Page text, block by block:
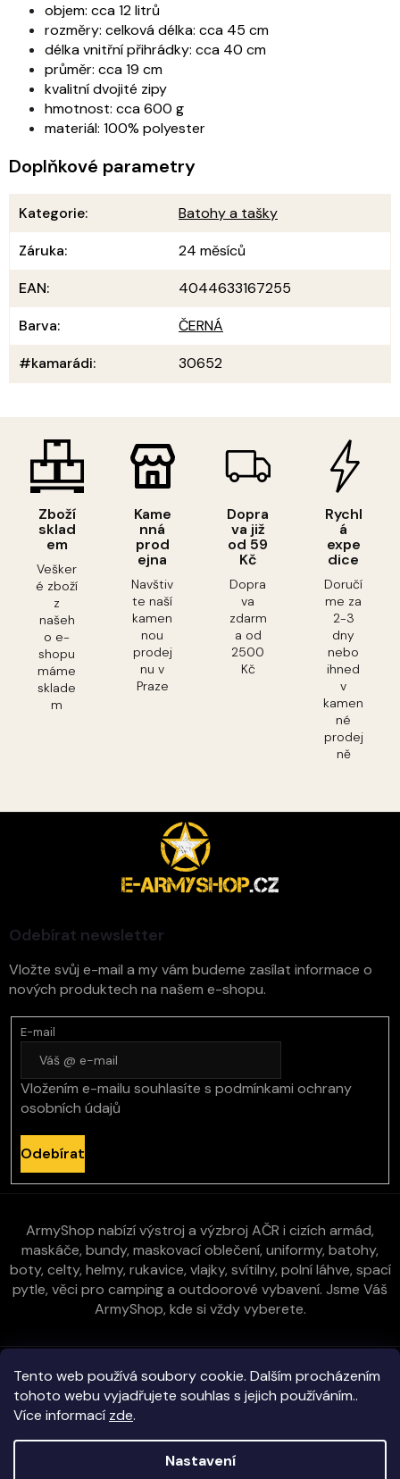
Tento web používá soubory cookie. Dalším procházením
tohoto webu vyjadřujete souhlas s jejich používáním..
Více informací zde.
Nastavení
Zboží
sklad
em
Vešker
é zboží
z
našeh
o e-
shopu
máme
sklade
m
Kame
nná
prod
ejna
Navštiv
te naší
kamen
nou
prodej
nu v
Praze
Dopra
va již
od 59
Kč
Dopra
va
zdarm
a od
2500
Kč
Rychl
á
expe
dice
Doručí
me za
2-3
dny
nebo
ihned
v
kamen
né
prodej
ně
objem: cca 12 litrů
rozměry: celková délka: cca 45 cm
délka vnitřní přihrádky: cca 40 cm
průměr: cca 19 cm
kvalitní dvojité zipy
hmotnost: cca 600 g
materiál: 100% polyester
Doplňkové parametry
Kategorie:
Batohy a tašky
Záruka:
24 měsíců
EAN:
4044633167255
Barva:
ČERNÁ
#kamarádi: 30652
Odebírat newsletter
Vložte svůj e-mail a my vám budeme zasílat informace o
nových produktech na našem e-shopu.
E-mail
Vložením e-mailu souhlasíte s podmínkami ochrany
osobních údajů
Odebírat
ArmyShop nabízí výstroj a výzbroj AČR i cizích armád,
maskáče, bundy, maskovací oblečení, uniformy, batohy,
boty, celty, helmy, rukavice, vlajky, svítilny, polní láhve, spací
pytle, věci pro camping a outdoorové vybavení. Jsme Váš
ArmyShop, kde si vždy vyberete.
Zákaznická péče
Vše o nákupu